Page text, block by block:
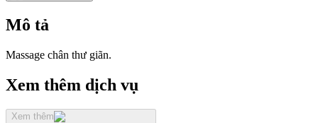
Mô tả
Massage chân thư giãn.
Xem thêm dịch vụ
Xem thêm